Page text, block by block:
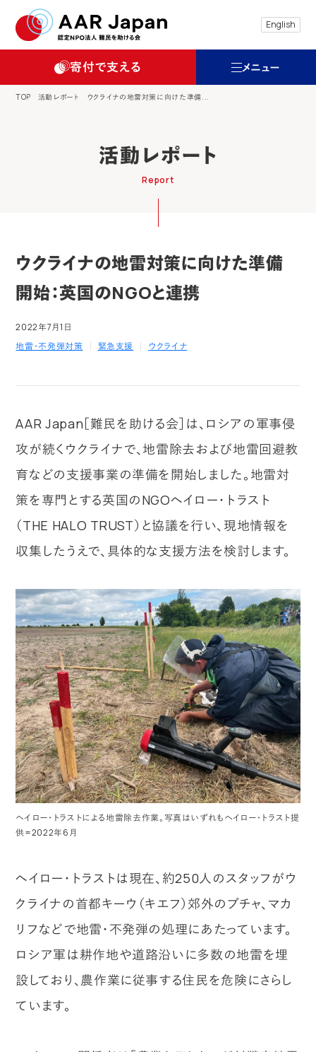
English
寄付で支える メニュー
TOP 活動レポート ウクライナの地雷対策に向けた準備...
活動レポート
Report
ウクライナの地雷対策に向けた準備
開始：英国のNGOと連携
2022年7月1日
地雷・不発弾対策
緊急支援 ウクライナ
AAR Japan［難民を助ける会］は、ロシアの軍事侵
攻が続くウクライナで、地雷除去および地雷回避教
育などの支援事業の準備を開始しました。地雷対
策を専門とする英国のNGOヘイロー・トラスト
（THE HALO TRUST）と協議を行い、現地情報を
収集したうえで、具体的な支援方法を検討します。
ヘイロー・トラストによる地雷除去作業。写真はいずれもヘイロー・トラスト提
供=2022年6月
ヘイロー・トラストは現在、約250人のスタッフがウ
クライナの首都キーウ（キエフ）郊外のブチャ、マカ
リフなどで地雷・不発弾の処理にあたっています。
ロシア軍は耕作地や道路沿いに多数の地雷を埋
設しており、農作業に従事する住民を危険にさらし
ています。